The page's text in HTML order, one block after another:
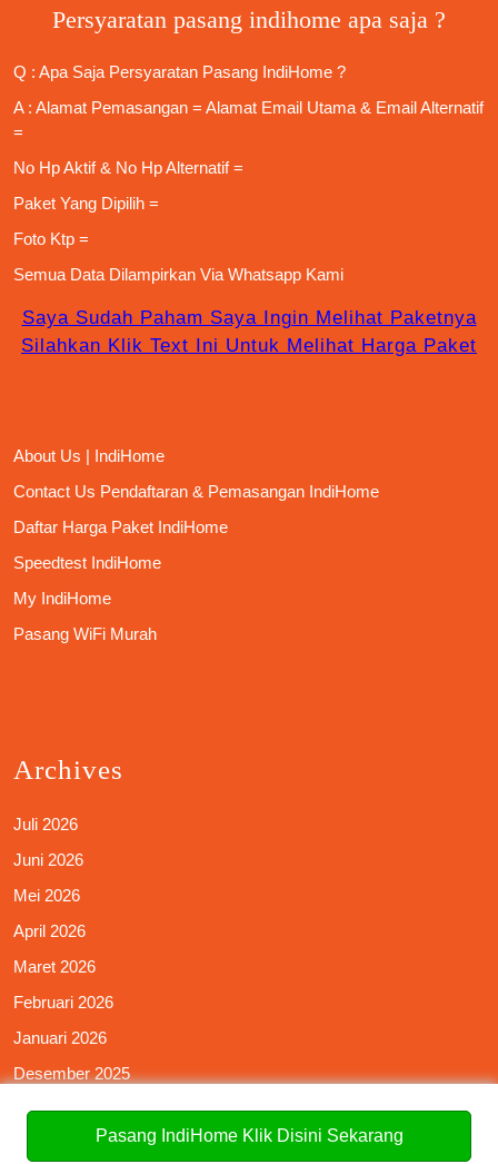
Persyaratan pasang indihome apa saja ?
Q : Apa Saja Persyaratan Pasang IndiHome ?
A : Alamat Pemasangan = Alamat Email Utama & Email Alternatif
=
No Hp Aktif & No Hp Alternatif =
Paket Yang Dipilih =
Foto Ktp =
Semua Data Dilampirkan Via Whatsapp Kami
Saya Sudah Paham Saya Ingin Melihat Paketnya
Silahkan Klik Text Ini Untuk Melihat Harga Paket
About Us | IndiHome
Contact Us Pendaftaran & Pemasangan IndiHome
Daftar Harga Paket IndiHome
Speedtest IndiHome
My IndiHome
Pasang WiFi Murah
Archives
Juli 2026
Juni 2026
Mei 2026
April 2026
Maret 2026
Februari 2026
Januari 2026
Desember 2025
November 2025
Oktober 2025Pasang IndiHome Klik Disini Sekarang